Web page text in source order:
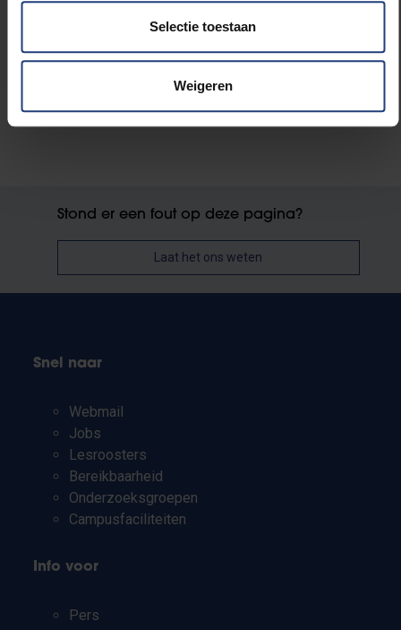
Selectie toestaan
Weigeren
Stond er een fout op deze pagina?
Laat het ons weten
Snel naar
Webmail
Jobs
Lesroosters
Bereikbaarheid
Onderzoeksgroepen
Campusfaciliteiten
Info voor
Pers